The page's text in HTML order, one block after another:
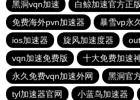
黑洞vqn加速
白鲸加速官方正
免费海外pvn加速器
暴雪vp永
ios加速器
旋风加速度器
vqn加速免费版
十大免费加速
永久免费vqn加速外网
黑洞官
tyl加速器官网
小蓝鸟加速器